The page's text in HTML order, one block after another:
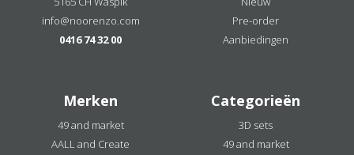
info@noorenzo.com
0416 74 32 00
Pre-order
Aanbiedingen
Merken
49 and market
AALL and Create
Categorieën
3D sets
49 and market